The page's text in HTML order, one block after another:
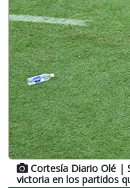
Cortesía Diario Olé |
victoria en los partidos